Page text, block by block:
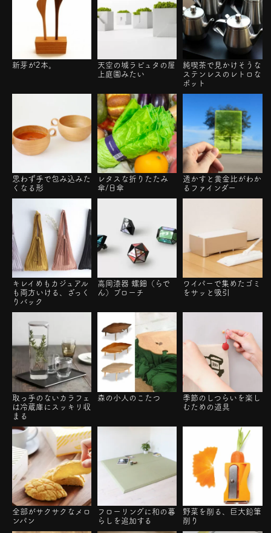
新芽が2本。
天空の城ラピュタの屋
上庭園みたい
純喫茶で見かけそうな
ステンレスのレトロな
ポット
思わず手で包み込みた
くなる形
レタスな折りたたみ
傘/日傘
透かすと黄金比がわか
るファインダー
キレイめもカジュアル
も両方いける、ざっく
りバック
高岡漆器 螺鈿（らで
ん）ブローチ
ワイパーで集めたゴミ
をサッと吸引
取っ手のないカラフェ
は冷蔵庫にスッキリ収
まる
森の小人のこたつ
季節のしつらいを楽し
むための道具
全部がサクサクなメロ
ンパン
フローリングに和の暮
らしを追加する
野菜を削る、巨大鉛筆
削り